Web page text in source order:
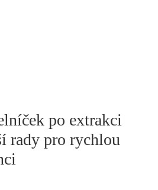
po extrakci
rady pro rychlou